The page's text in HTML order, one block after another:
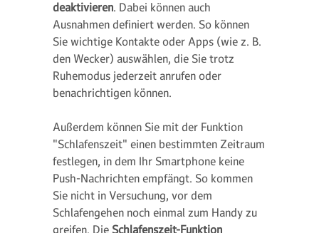
deaktivieren. Dabei können auch
Ausnahmen definiert werden. So können
Sie wichtige Kontakte oder Apps (wie z. B.
den Wecker) auswählen, die Sie trotz
Ruhemodus jederzeit anrufen oder
benachrichtigen können.
Außerdem können Sie mit der Funktion
"Schlafenszeit" einen bestimmten Zeitraum
festlegen, in dem Ihr Smartphone keine
Push-Nachrichten empfängt. So kommen
Sie nicht in Versuchung, vor dem
Schlafengehen noch einmal zum Handy zu
greifen. Die Schlafenszeit-Funktion